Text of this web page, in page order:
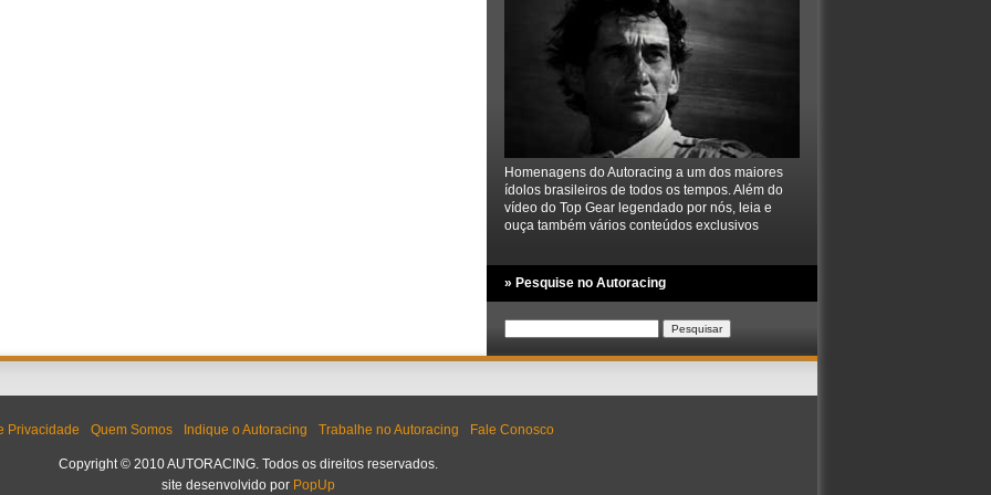
Homenagens do Autoracing a um dos maiores
ídolos brasileiros de todos os tempos. Além do
vídeo do Top Gear legendado por nós, leia e
ouça também vários conteúdos exclusivos
» Pesquise no Autoracing
por:
Privacidade Quem Somos Indique o Autoracing Trabalhe no Autoracing Fale Conosco
Copyright © 2010 AUTORACING. Todos os direitos reservados.
site desenvolvido por PopUp